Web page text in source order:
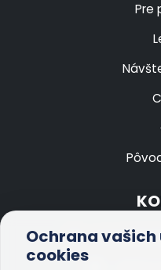
Pre
Litovelská
Ochrana
cookies